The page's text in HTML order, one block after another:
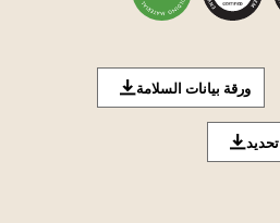
ورقة بيانات السلامة
تحديد